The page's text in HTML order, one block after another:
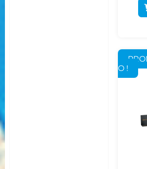
O !